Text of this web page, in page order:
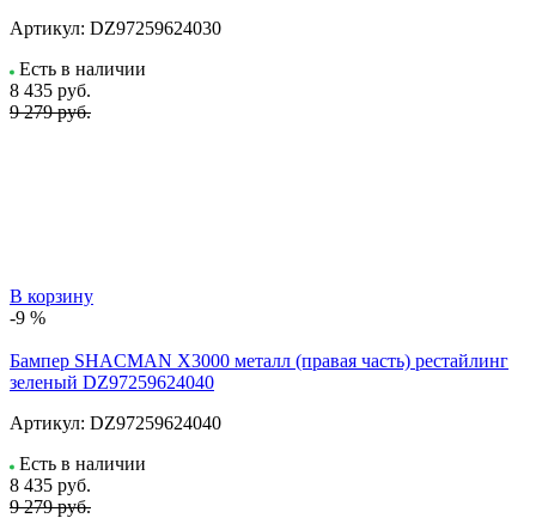
Артикул: DZ97259624030
Есть в наличии
8 435 руб.
9 279 руб.
В корзину
-9 %
Бампер SHACMAN X3000 металл (правая часть) рестайлинг
зеленый DZ97259624040
Артикул: DZ97259624040
Есть в наличии
8 435 руб.
9 279 руб.